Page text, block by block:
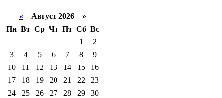
« Август 2026 »
Пн Вт Ср Чт Пт Сб Вс
1
2
3
4 5 6 7 8
9
10
11 12 13 14 15
16
17
18 19 20 21 22
23
24
25 26 27 28 29
30